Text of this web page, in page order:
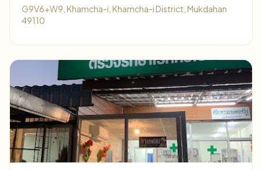
G9V6+W9, Khamcha-i, Khamcha-i District, Mukdahan
49110